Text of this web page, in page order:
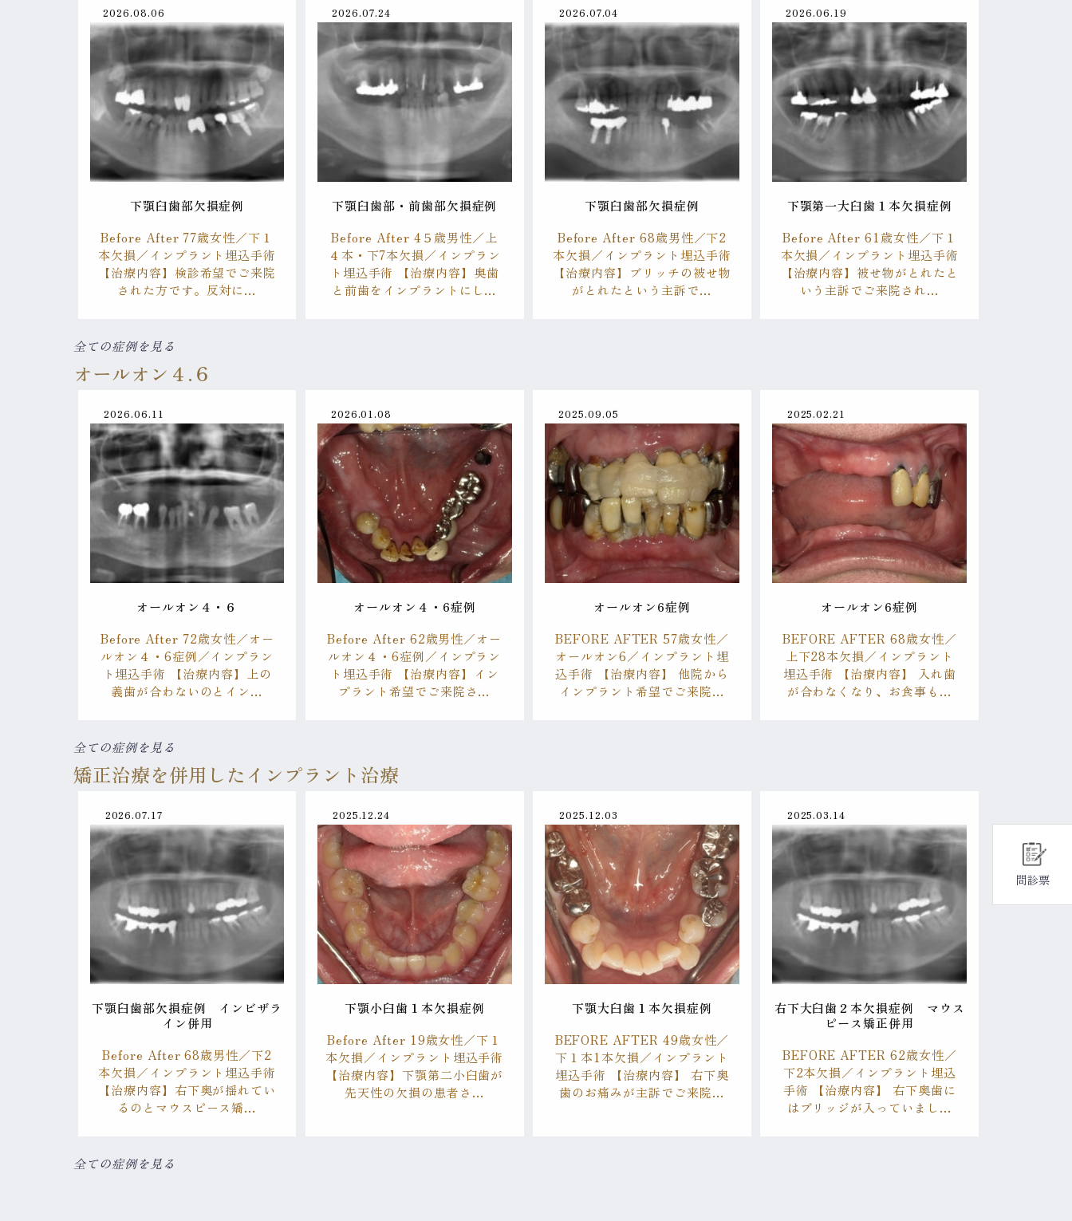
問診票
2026.08.06
下顎臼歯部欠損症例
Before After 77歳女性／下１
本欠損／インプラント埋込手術
【治療内容】検診希望でご来院
された方です。反対に…
2026.07.24
下顎臼歯部・前歯部欠損症例
Before After 4５歳男性／上
４本・下7本欠損／インプラン
ト埋込手術 【治療内容】奥歯
と前歯をインプラントにし…
2026.07.04
下顎臼歯部欠損症例
Before After 68歳男性／下2
本欠損／インプラント埋込手術
【治療内容】ブリッチの被せ物
がとれたという主訴で…
2026.06.19
下顎第一大臼歯１本欠損症例
Before After 61歳女性／下１
本欠損／インプラント埋込手術
【治療内容】被せ物がとれたと
いう主訴でご来院され…
全ての症例を見る
オールオン４.６
2026.06.11
オールオン４・６
Before After 72歳女性／オー
ルオン４・6症例／インプラン
ト埋込手術 【治療内容】上の
義歯が合わないのとイン…
2026.01.08
オールオン４・6症例
Before After 62歳男性／オー
ルオン４・6症例／インプラン
ト埋込手術 【治療内容】イン
プラント希望でご来院さ…
2025.09.05
オールオン6症例
BEFORE AFTER 57歳女性／
オールオン6／インプラント埋
込手術 【治療内容】 他院から
インプラント希望でご来院…
2025.02.21
オールオン6症例
BEFORE AFTER 68歳女性／
上下28本欠損／インプラント
埋込手術 【治療内容】 入れ歯
が合わなくなり、お食事も…
全ての症例を見る
矯正治療を併用したインプラント治療
2026.07.17
下顎臼歯部欠損症例 インビザラ
イン併用
Before After 68歳男性／下2
本欠損／インプラント埋込手術
【治療内容】右下奥が揺れてい
るのとマウスピース矯…
2025.12.24
下顎小臼歯１本欠損症例
Before After 19歳女性／下１
本欠損／インプラント埋込手術
【治療内容】下顎第二小臼歯が
先天性の欠損の患者さ…
2025.12.03
下顎大臼歯１本欠損症例
BEFORE AFTER 49歳女性／
下１本1本欠損／インプラント
埋込手術 【治療内容】 右下奥
歯のお痛みが主訴でご来院…
2025.03.14
右下大臼歯２本欠損症例 マウス
ピース矯正併用
BEFORE AFTER 62歳女性／
下2本欠損／インプラント埋込
手術 【治療内容】 右下奥歯に
はブリッジが入っていまし…
全ての症例を見る